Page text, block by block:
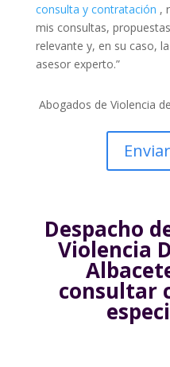
consulta y contratación ,
mis consultas,
relevante y, en su caso,
asesor experto.”
Abogados de Violencia
Despacho
Violencia
consultar